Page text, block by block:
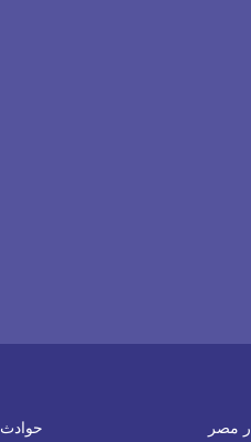
مصر حوادث